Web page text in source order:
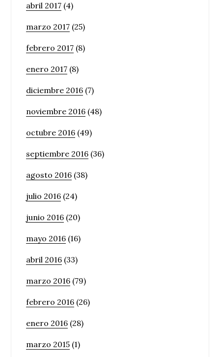
abril 2017 (4)
marzo 2017 (25)
febrero 2017 (8)
enero 2017 (8)
diciembre 2016 (7)
noviembre 2016 (48)
octubre 2016 (49)
septiembre 2016 (36)
agosto 2016 (38)
julio 2016 (24)
junio 2016 (20)
mayo 2016 (16)
abril 2016 (33)
marzo 2016 (79)
febrero 2016 (26)
enero 2016 (28)
marzo 2015 (1)